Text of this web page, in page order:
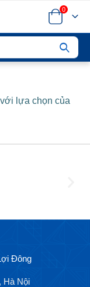
0
lựa chọn của
Đông
Hà Nội